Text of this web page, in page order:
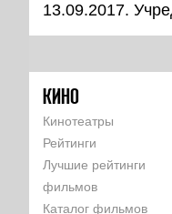
13.09.2017.
КИНО
Кинотеатры
Рейтинги
Лучшие рейтинги
фильмов
Каталог фильмов